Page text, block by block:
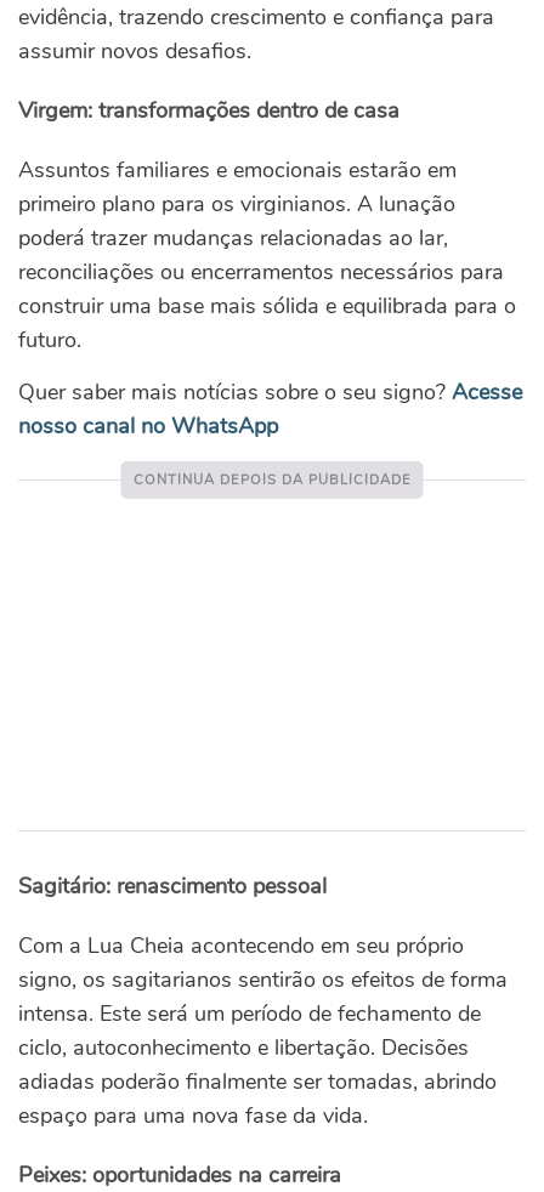
evidência, trazendo crescimento e confiança para
assumir novos desafios.
Virgem: transformações dentro de casa
Assuntos familiares e emocionais estarão em
primeiro plano para os virginianos. A lunação
poderá trazer mudanças relacionadas ao lar,
reconciliações ou encerramentos necessários para
construir uma base mais sólida e equilibrada para o
futuro.
Quer saber mais notícias sobre o seu signo? Acesse
nosso canal no WhatsApp
Sagitário: renascimento pessoal
Com a Lua Cheia acontecendo em seu próprio
signo, os sagitarianos sentirão os efeitos de forma
intensa. Este será um período de fechamento de
ciclo, autoconhecimento e libertação. Decisões
adiadas poderão finalmente ser tomadas, abrindo
espaço para uma nova fase da vida.
Peixes: oportunidades na carreira